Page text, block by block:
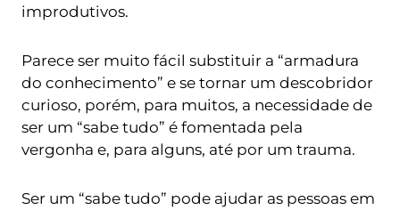
improdutivos.
Parece ser muito fácil substituir a “armadura
do conhecimento” e se tornar um descobridor
curioso, porém, para muitos, a necessidade de
ser um “sabe tudo” é fomentada pela
vergonha e, para alguns, até por um trauma.
Ser um “sabe tudo” pode ajudar as pessoas em